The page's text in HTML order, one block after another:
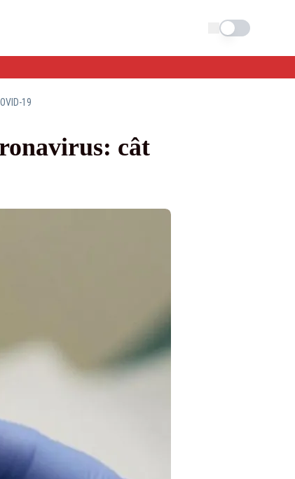
Schimba tema
19
cât